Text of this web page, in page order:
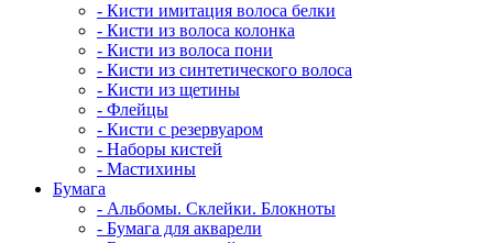
- Кисти имитация волоса белки
- Кисти из волоса колонка
- Кисти из волоса пони
- Кисти из синтетического волоса
- Кисти из щетины
- Флейцы
- Кисти с резервуаром
- Наборы кистей
- Мастихины
Бумага
- Альбомы. Склейки. Блокноты
- Бумага для акварели